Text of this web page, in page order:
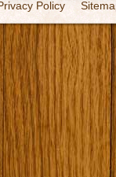
Policy
Кивоторият.
Каллидис
Открит музей